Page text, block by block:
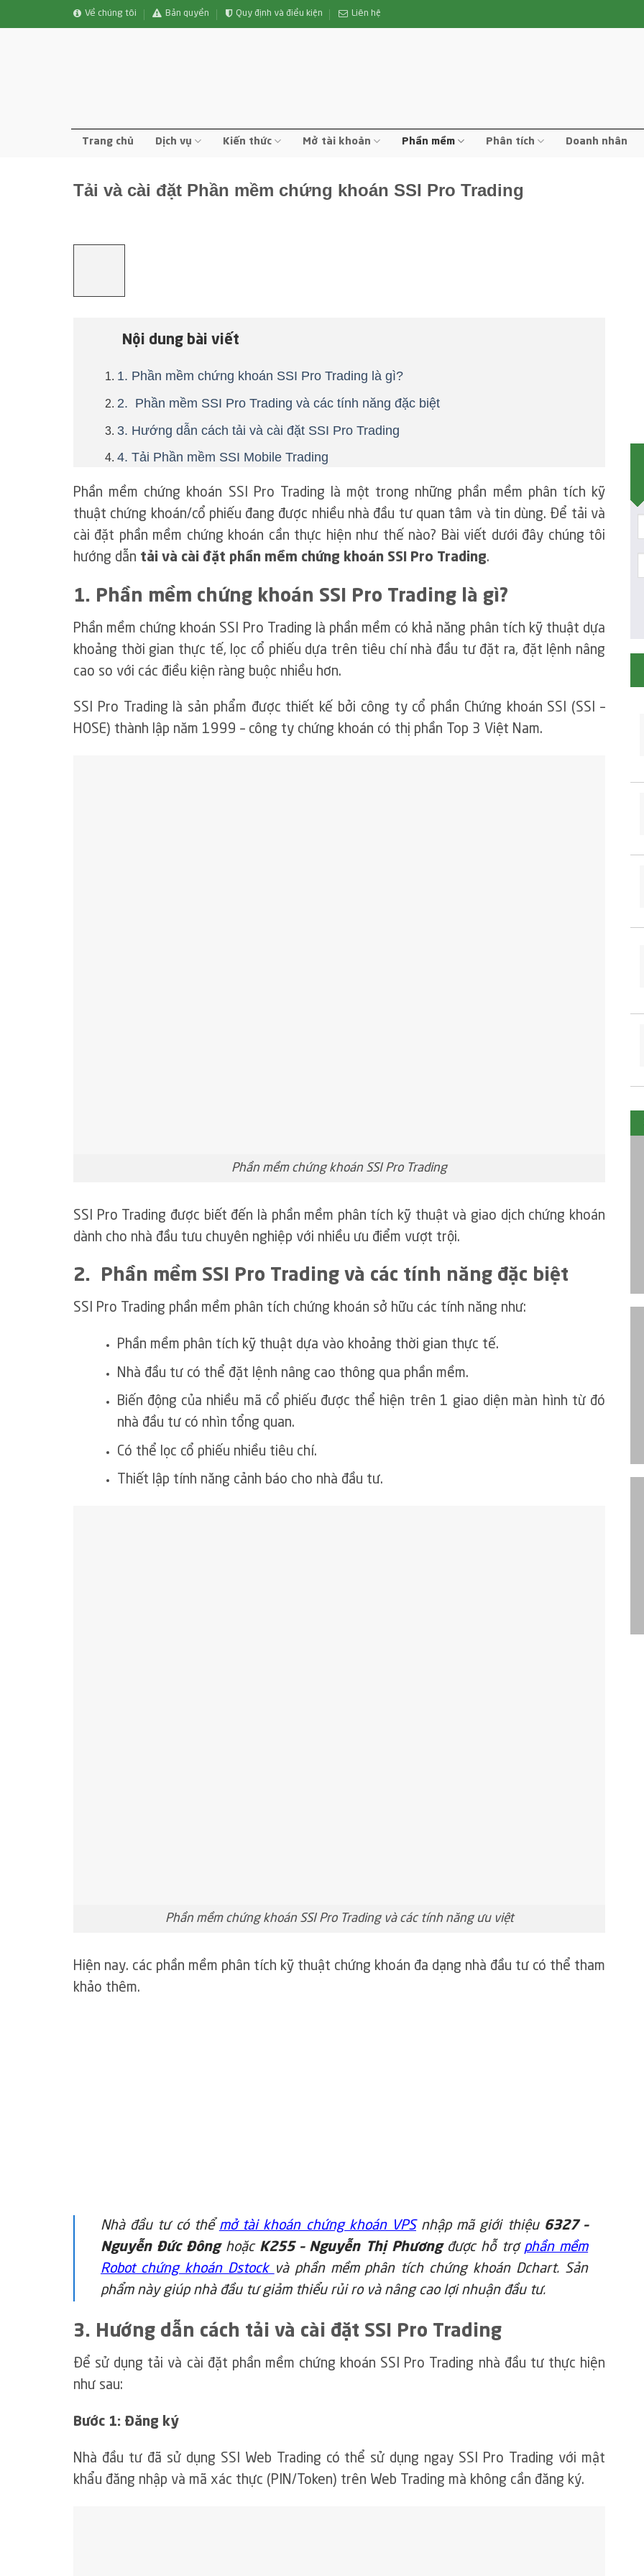
qua
Về chúng tôi Bản quyền Quy định và điều kiện Liên hệ
Trang chủ Dịch vụ Kiến thức Mở tài khoản Phần mềm Phân tích Doanh nhân
Tải và cài đặt Phần mềm chứng khoán SSI Pro Trading
Nội dung bài viết
1. Phần mềm chứng khoán SSI Pro Trading là gì?
2. Phần mềm SSI Pro Trading và các tính năng đặc biệt
3. Hướng dẫn cách tải và cài đặt SSI Pro Trading
4. Tải Phần mềm SSI Mobile Trading
Phần mềm chứng khoán SSI Pro Trading là một trong những phần mềm phân tích kỹ
thuật chứng khoán/cổ phiếu đang được nhiều nhà đầu tư quan tâm và tin dùng. Để tải và
cài đặt phần mềm chứng khoán cần thực hiện như thế nào? Bài viết dưới đây chúng tôi
hướng dẫn tải và cài đặt phần mềm chứng khoán SSI Pro Trading.
1. Phần mềm chứng khoán SSI Pro Trading là gì?
Phần mềm chứng khoán SSI Pro Trading là phần mềm có khả năng phân tích kỹ thuật dựa
khoảng thời gian thực tế, lọc cổ phiếu dựa trên tiêu chí nhà đầu tư đặt ra, đặt lệnh nâng
cao so với các điều kiện ràng buộc nhiều hơn.
SSI Pro Trading là sản phẩm được thiết kế bởi công ty cổ phần Chứng khoán SSI (SSI –
HOSE) thành lập năm 1999 – công ty chứng khoán có thị phần Top 3 Việt Nam.
Phần mềm chứng khoán SSI Pro Trading
SSI Pro Trading được biết đến là phần mềm phân tích kỹ thuật và giao dịch chứng khoán
dành cho nhà đầu tưu chuyên nghiệp với nhiều ưu điểm vượt trội.
2. Phần mềm SSI Pro Trading và các tính năng đặc biệt
SSI Pro Trading phần mềm phân tích chứng khoán sở hữu các tính năng như:
Phần mềm phân tích kỹ thuật dựa vào khoảng thời gian thực tế.
Nhà đầu tư có thể đặt lệnh nâng cao thông qua phần mềm.
Biến động của nhiều mã cổ phiếu được thể hiện trên 1 giao diện màn hình từ đó
nhà đầu tư có nhìn tổng quan.
Có thể lọc cổ phiếu nhiều tiêu chí.
Thiết lập tính năng cảnh báo cho nhà đầu tư.
Phần mềm chứng khoán SSI Pro Trading và các tính năng ưu việt
Hiện nay. các phần mềm phân tích kỹ thuật chứng khoán đa dạng nhà đầu tư có thể tham
khảo thêm.
Nhà đầu tư có thể mở tài khoán chứng khoán VPSnhập mã giới thiệu 6327 –
Nguyễn Đức Đônghoặc K255 – Nguyễn Thị Phươngđược hỗ trợ phần mềm
Robot chứng khoán Dstock và phần mềm phân tích chứng khoán Dchart. Sản
phẩm này giúp nhà đầu tư giảm thiểu rủi ro và nâng cao lợi nhuận đầu tư.
3. Hướng dẫn cách tải và cài đặt SSI Pro Trading
Để sử dụng tải và cài đặt phần mềm chứng khoán SSI Pro Trading nhà đầu tư thực hiện
như sau:
Bước 1: Đăng ký
Nhà đầu tư đã sử dụng SSI Web Trading có thể sử dụng ngay SSI Pro Trading với mật
khẩu đăng nhập và mã xác thực (PIN/Token) trên Web Trading mà không cần đăng ký.